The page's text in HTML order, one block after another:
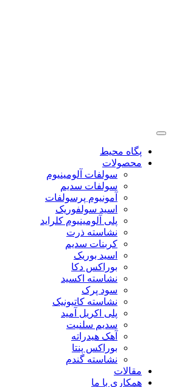
پگاه محیط
محصولات
سولفات آلومینیوم
سولفات سدیم
آمونیوم پرسولفات
اسید سولفوریک
پلی آلومینیوم کلراید
نشاسته ذرت
کربنات سدیم
اسید بوریک
بوراکس دکا
نشاسته اکسید
سود پرک
نشاسته کاتیونیک
پلی اکریل آمید
سدیم سلنیت
آهک هیدراته
بوراکس پنتا
نشاسته گندم
مقالات
همکاری با ما